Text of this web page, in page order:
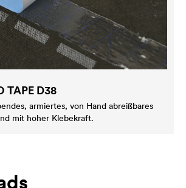
TAPE D38
armiertes, von Hand abreißbares
mit hoher Klebekraft.